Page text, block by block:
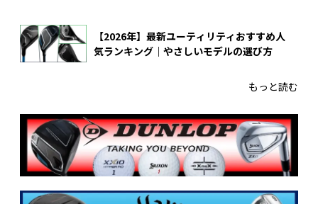
【2026年】最新ユーティリティおすすめ人
気ランキング｜やさしいモデルの選び方
もっと読む